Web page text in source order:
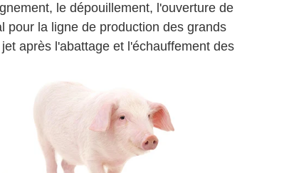
le dépouillement, l'ouverture de
pour la ligne de production des grands
après l'abattage et l'échauffement des